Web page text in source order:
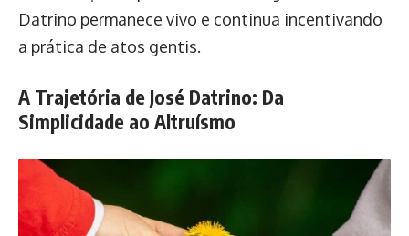
Datrino permanece vivo e continua incentivando
a prática de atos gentis.
A Trajetória de José Datrino: Da
Simplicidade ao Altruísmo